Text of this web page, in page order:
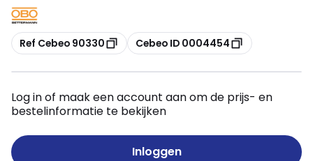
Kopiëren
Ref Cebeo 90330 Kopiëren
Cebeo ID 0004454
Log in of maak een account aan om de prijs- en
bestelinformatie te bekijken
Inloggen